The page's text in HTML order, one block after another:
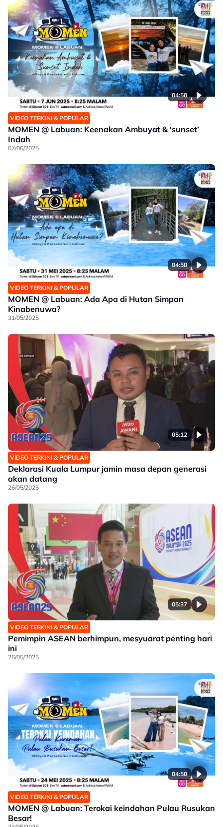
04:50
VIDEO TERKINI & POPULAR
MOMEN @ Labuan: Keenakan Ambuyat & ‘sunset’
Indah
07/06/2025
04:50
VIDEO TERKINI & POPULAR
MOMEN @ Labuan: Ada Apa di Hutan Simpan
Kinabenuwa?
31/05/2025
05:12
VIDEO TERKINI & POPULAR
Deklarasi Kuala Lumpur jamin masa depan generasi
akan datang
26/05/2025
05:37
VIDEO TERKINI & POPULAR
Pemimpin ASEAN berhimpun, mesyuarat penting hari
ini
26/05/2025
04:50
VIDEO TERKINI & POPULAR
MOMEN @ Labuan: Terokai keindahan Pulau Rusukan
Besar!